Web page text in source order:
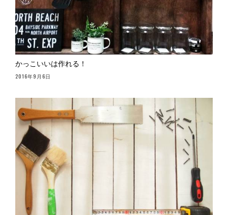
かっこいいは作れる！
2016年9月6日